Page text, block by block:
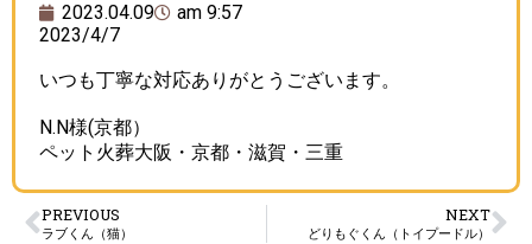
2023.04.09
am 9:57
2023/4/7
いつも丁寧な対応ありがとうございます。
N.N様(京都）
ペット火葬大阪・京都・滋賀・三重
PREVIOUS
ラブくん（猫）
NEXT
どりもぐくん（トイプードル）